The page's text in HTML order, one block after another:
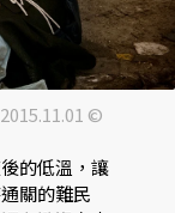
©
的低溫，讓
關的難民